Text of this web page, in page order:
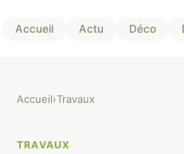
Accueil Actu Déco
Accueil›Travaux
TRAVAUX